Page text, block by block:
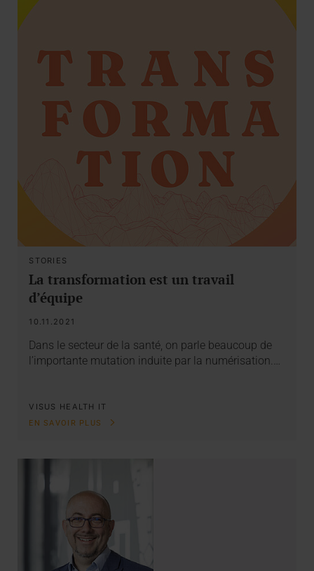
STORIES
La transformation est un travail
d’équipe
10.11.2021
Dans le secteur de la santé, on parle beaucoup de
l’importante mutation induite par la numérisation.…
VISUS HEALTH IT
EN SAVOIR PLUS